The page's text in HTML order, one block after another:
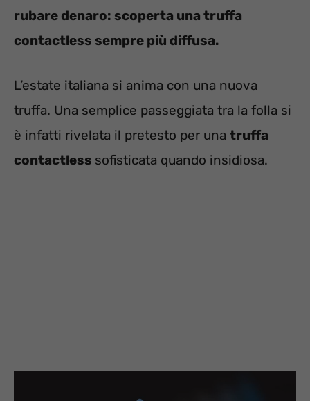
rubare denaro: scoperta una truffa
contactless sempre più diffusa.
L’estate italiana si anima con una nuova
truffa. Una semplice passeggiata tra la folla si
è infatti rivelata il pretesto per una truffa
contactless sofisticata quando insidiosa.